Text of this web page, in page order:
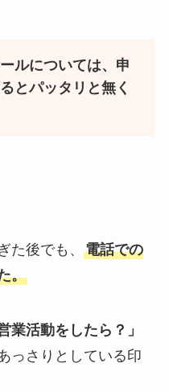
ルについては、申
とパッタリと無く
た後でも、 電話での
。
業活動をしたら？」
っさりとしている印